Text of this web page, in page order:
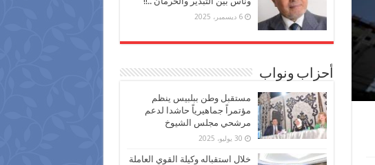
6 ديسمبر، 2025
أحزاب ونواب
مستقبل وطن ببلبيس ينظم
مؤتمراً جماهيرياً حاشدا لدعم
مرشحي مجلس الشيوخ
30 يوليو، 2025
خلال استقباله وكيلة القوي العاملة